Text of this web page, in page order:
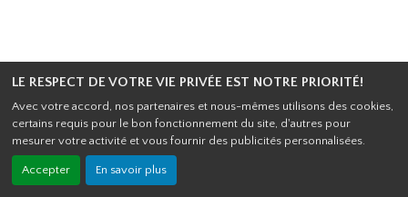
LE RESPECT DE VOTRE VIE PRIVÉE EST NOTRE PRIORITÉ!
Avec votre accord, nos partenaires et nous-mêmes utilisons des cookies,
certains requis pour le bon fonctionnement du site, d'autres pour
mesurer votre activité et vous fournir des publicités personnalisées.
Accepter En savoir plus